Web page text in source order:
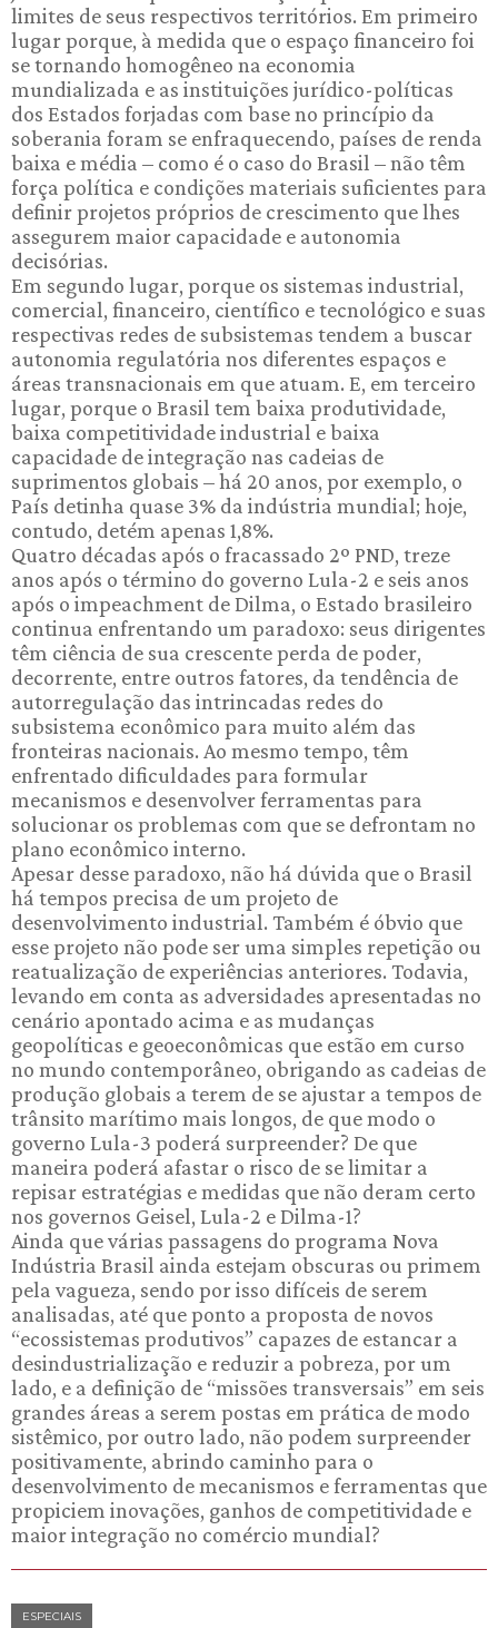
limites de seus respectivos territórios. Em primeiro
lugar porque, à medida que o espaço financeiro foi
se tornando homogêneo na economia
mundializada e as instituições jurídico-políticas
dos Estados forjadas com base no princípio da
soberania foram se enfraquecendo, países de renda
baixa e média – como é o caso do Brasil – não têm
força política e condições materiais suficientes para
definir projetos próprios de crescimento que lhes
assegurem maior capacidade e autonomia
decisórias.
Em segundo lugar, porque os sistemas industrial,
comercial, financeiro, científico e tecnológico e suas
respectivas redes de subsistemas tendem a buscar
autonomia regulatória nos diferentes espaços e
áreas transnacionais em que atuam. E, em terceiro
lugar, porque o Brasil tem baixa produtividade,
baixa competitividade industrial e baixa
capacidade de integração nas cadeias de
suprimentos globais – há 20 anos, por exemplo, o
País detinha quase 3% da indústria mundial; hoje,
contudo, detém apenas 1,8%.
Quatro décadas após o fracassado 2º PND, treze
anos após o término do governo Lula-2 e seis anos
após o impeachment de Dilma, o Estado brasileiro
continua enfrentando um paradoxo: seus dirigentes
têm ciência de sua crescente perda de poder,
decorrente, entre outros fatores, da tendência de
autorregulação das intrincadas redes do
subsistema econômico para muito além das
fronteiras nacionais. Ao mesmo tempo, têm
enfrentado dificuldades para formular
mecanismos e desenvolver ferramentas para
solucionar os problemas com que se defrontam no
plano econômico interno.
Apesar desse paradoxo, não há dúvida que o Brasil
há tempos precisa de um projeto de
desenvolvimento industrial. Também é óbvio que
esse projeto não pode ser uma simples repetição ou
reatualização de experiências anteriores. Todavia,
levando em conta as adversidades apresentadas no
cenário apontado acima e as mudanças
geopolíticas e geoeconômicas que estão em curso
no mundo contemporâneo, obrigando as cadeias de
produção globais a terem de se ajustar a tempos de
trânsito marítimo mais longos, de que modo o
governo Lula-3 poderá surpreender? De que
maneira poderá afastar o risco de se limitar a
repisar estratégias e medidas que não deram certo
nos governos Geisel, Lula-2 e Dilma-1?
Ainda que várias passagens do programa Nova
Indústria Brasil ainda estejam obscuras ou primem
pela vagueza, sendo por isso difíceis de serem
analisadas, até que ponto a proposta de novos
“ecossistemas produtivos” capazes de estancar a
desindustrialização e reduzir a pobreza, por um
lado, e a definição de “missões transversais” em seis
grandes áreas a serem postas em prática de modo
sistêmico, por outro lado, não podem surpreender
positivamente, abrindo caminho para o
desenvolvimento de mecanismos e ferramentas que
propiciem inovações, ganhos de competitividade e
maior integração no comércio mundial?
ESPECIAIS